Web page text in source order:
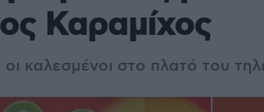
Καραμίχος
καλεσμένοι στο πλατό του